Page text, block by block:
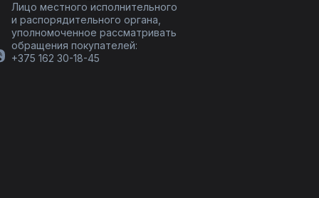
Лицо местного исполнительного
и распорядительного органа,
уполномоченное рассматривать
обращения покупателей:
+375 162 30-18-45